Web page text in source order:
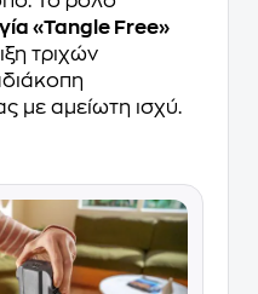
«Tangle Free»
τριχών
με αμείωτη ισχύ.